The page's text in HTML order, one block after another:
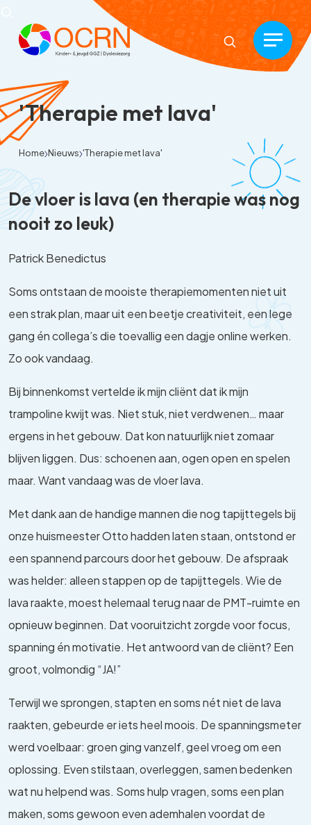
'Therapie met lava'
Home Nieuws 'Therapie met lava'
De vloer is lava (en therapie was nog
nooit zo leuk)
Patrick Benedictus
Soms ontstaan de mooiste therapiemomenten niet uit
een strak plan, maar uit een beetje creativiteit, een lege
gang én collega’s die toevallig een dagje online werken.
Zo ook vandaag.
Bij binnenkomst vertelde ik mijn cliënt dat ik mijn
trampoline kwijt was. Niet stuk, niet verdwenen… maar
ergens in het gebouw. Dat kon natuurlijk niet zomaar
blijven liggen. Dus: schoenen aan, ogen open en spelen
maar. Want vandaag was de vloer lava.
Met dank aan de handige mannen die nog tapijttegels bij
onze huismeester Otto hadden laten staan, ontstond er
een spannend parcours door het gebouw. De afspraak
was helder: alleen stappen op de tapijttegels. Wie de
lava raakte, moest helemaal terug naar de PMT-ruimte en
opnieuw beginnen. Dat vooruitzicht zorgde voor focus,
spanning én motivatie. Het antwoord van de cliënt? Een
groot, volmondig “JA!”
Terwijl we sprongen, stapten en soms nét niet de lava
raakten, gebeurde er iets heel moois. De spanningsmeter
werd voelbaar: groen ging vanzelf, geel vroeg om een
oplossing. Even stilstaan, overleggen, samen bedenken
wat nu helpend was. Soms hulp vragen, soms een plan
maken, soms gewoon even ademhalen voordat de